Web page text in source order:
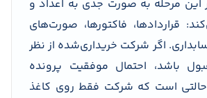
این مرحله به صورت جدی به اعداد و
قراردادها، فاکتورها، صورت‌های
اگر شرکت خریداری‌شده از نظر
باشد، احتمال موفقیت پرونده
حالتی است که شرکت فقط روی کاغذ